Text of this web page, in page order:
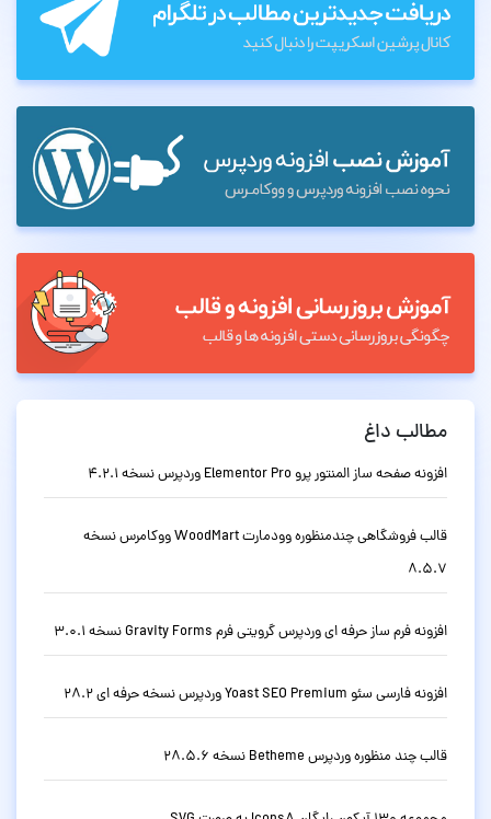
مطالب داغ
افزونه صفحه ساز المنتور پرو Elementor Pro وردپرس نسخه 4.2.1
قالب فروشگاهی چندمنظوره وودمارت WoodMart ووکامرس نسخه
8.5.7
افزونه فرم ساز حرفه ای وردپرس گرویتی فرم Gravity Forms نسخه 3.0.1
افزونه فارسی سئو Yoast SEO Premium وردپرس نسخه حرفه ای 28.2
قالب چند منظوره وردپرس Betheme نسخه 28.5.6